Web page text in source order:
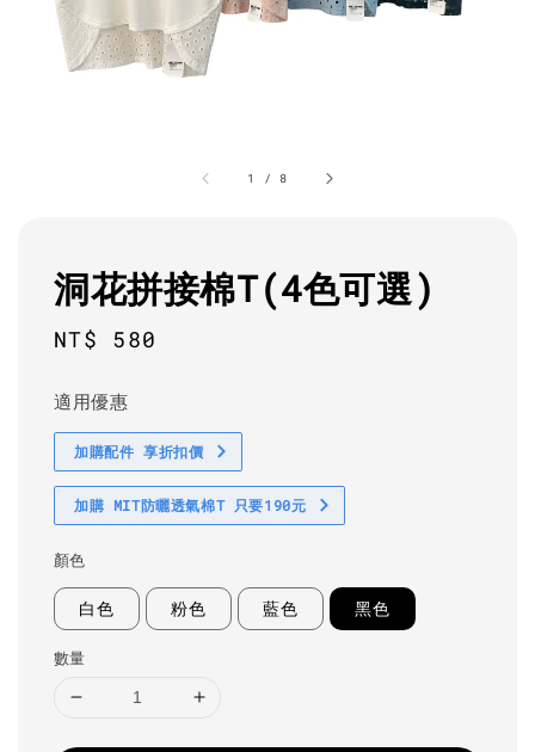
1 / 8
洞花拼接棉T(4色可選)
Regular
NT$ 580
適用優惠
加購配件 享折扣價
加購 MIT防曬透氣棉T 只要190元
顏色
白色 粉色 藍色 黑色
數量